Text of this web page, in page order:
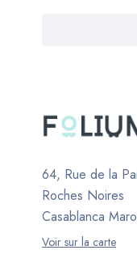
64, Rue de la
Roches Noires
Casablanca
Voir sur la carte